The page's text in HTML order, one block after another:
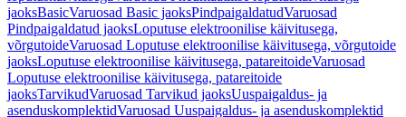
jaoksBasicVaruosad Basic jaoksPindpaigaldatudVaruosad
Pindpaigaldatud jaoksLoputuse elektroonilise käivitusega,
võrgutoideVaruosad Loputuse elektroonilise käivitusega, võrgutoide
jaoksLoputuse elektroonilise käivitusega, patareitoideVaruosad
Loputuse elektroonilise käivitusega, patareitoide
jaoksTarvikudVaruosad Tarvikud jaoksUuspaigaldus- ja
asenduskomplektidVaruosad Uuspaigaldus- ja asenduskomplektid